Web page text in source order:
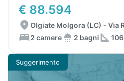
€ 88.594
Olgiate Molgora (LC) - Via
2 camere
2 bagni
Suggerimento